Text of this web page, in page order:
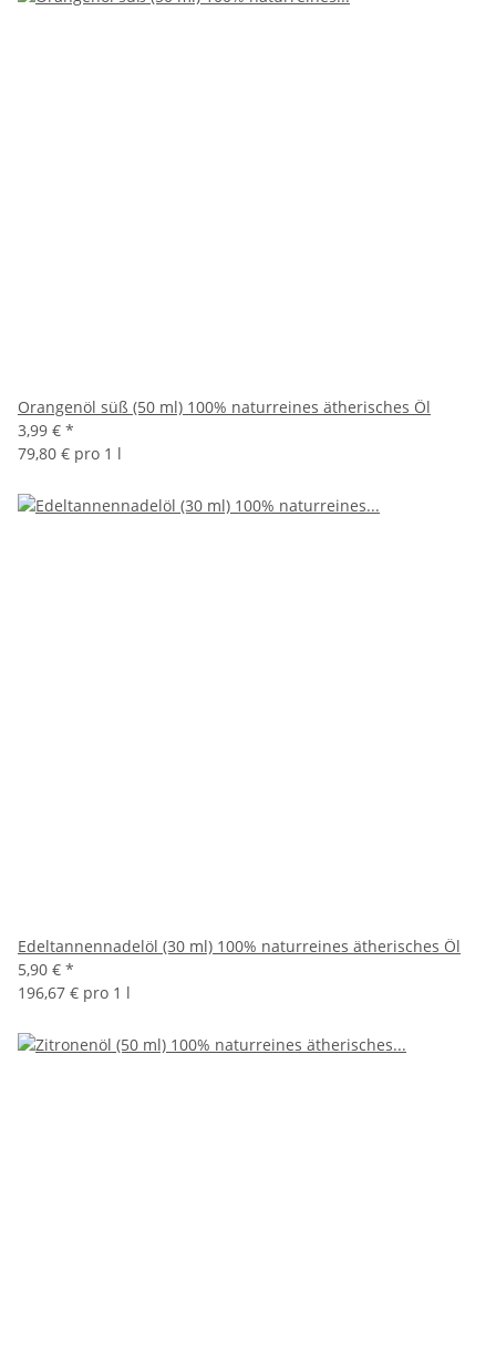
Orangenöl süß (50 ml) 100% naturreines ätherisches Öl
3,99 € *
79,80 € pro 1 l
Edeltannennadelöl (30 ml) 100% naturreines ätherisches Öl
5,90 € *
196,67 € pro 1 l